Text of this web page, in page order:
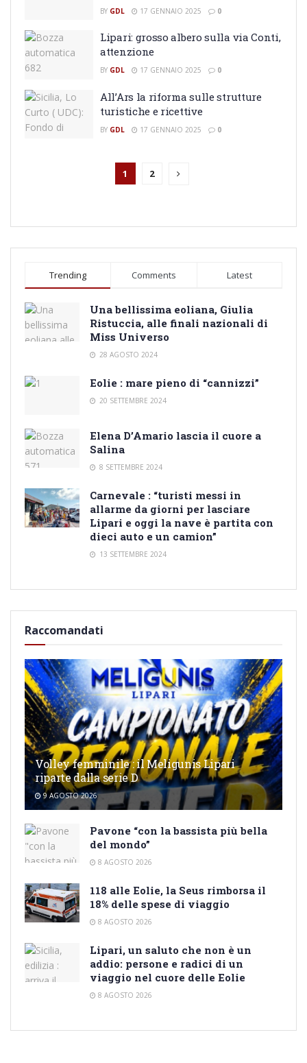
BY GDL 17 GENNAIO 2025 0
Lipari: grosso albero sulla via Conti,
attenzione
BY GDL 17 GENNAIO 2025 0
All’Ars la riforma sulle strutture
turistiche e ricettive
BY GDL 17 GENNAIO 2025 0
1 2
Trending Comments Latest
Una bellissima eoliana, Giulia
Ristuccia, alle finali nazionali di
Miss Universo
28 AGOSTO 2024
Eolie : mare pieno di “cannizzi”
20 SETTEMBRE 2024
Elena D’Amario lascia il cuore a
Salina
8 SETTEMBRE 2024
Carnevale : “turisti messi in
allarme da giorni per lasciare
Lipari e oggi la nave è partita con
dieci auto e un camion”
13 SETTEMBRE 2024
Raccomandati
Volley femminile : il Meligunis Lipari
riparte dalla serie D
9 AGOSTO 2026
Pavone “con la bassista più bella
del mondo”
8 AGOSTO 2026
118 alle Eolie, la Seus rimborsa il
18% delle spese di viaggio
8 AGOSTO 2026
Lipari, un saluto che non è un
addio: persone e radici di un
viaggio nel cuore delle Eolie
8 AGOSTO 2026